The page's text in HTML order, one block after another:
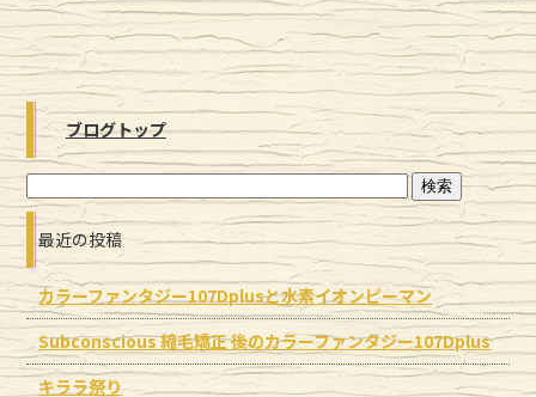
ブログトップ
最近の投稿
カラーファンタジー107Dplusと水素イオンピーマン
Subconscious 縮毛矯正 後のカラーファンタジー107Dplus
キララ祭り